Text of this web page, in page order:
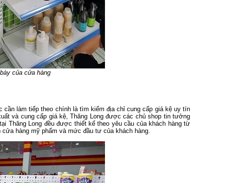
của cửa hàng
làm tiếp theo chính là tìm kiếm địa chỉ cung cấp giá kệ uy tín
và cung cấp giá kệ, Thăng Long được các chủ shop tin tưởng
Thăng Long đều được thiết kế theo yêu cầu của khách hàng từ
hàng mỹ phẩm và mức đầu tư của khách hàng.